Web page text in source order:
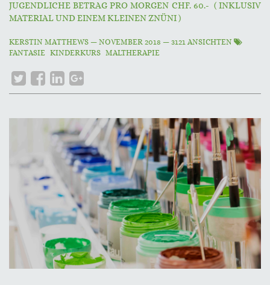
JUGENDLICHE BETRAG PRO MORGEN CHF. 60.- ( INKLUSIV
MATERIAL UND EINEM KLEINEN ZNÜNI )
KERSTIN MATTHEWS — NOVEMBER 2018 — 3121 ANSICHTEN
FANTASIE KINDERKURS MALTHERAPIE